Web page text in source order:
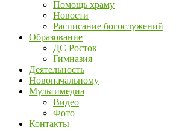
Помощь храму
Новости
Расписание богослужений
Образование
ДС Росток
Гимназия
Деятельность
Новоначальному
Мультимедиа
Видео
Фото
Контакты